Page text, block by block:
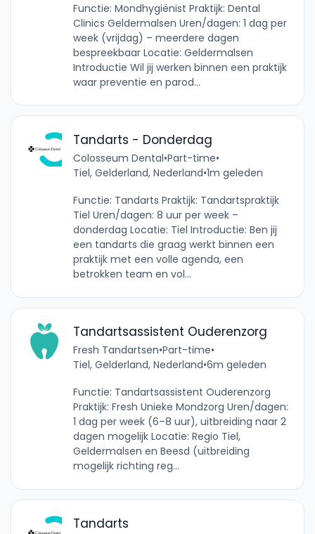
Functie: Mondhygiënist Praktijk: Dental
Clinics Geldermalsen Uren/dagen: 1 dag per
week (vrijdag) – meerdere dagen
bespreekbaar Locatie: Geldermalsen
Introductie Wil jij werken binnen een praktijk
waar preventie en parod...
Tandarts - Donderdag
Colosseum Dental•Part-time•
Tiel, Gelderland, Nederland•1m geleden
Functie: Tandarts Praktijk: Tandartspraktijk
Tiel Uren/dagen: 8 uur per week –
donderdag Locatie: Tiel Introductie: Ben jij
een tandarts die graag werkt binnen een
praktijk met een volle agenda, een
betrokken team en vol...
Tandartsassistent Ouderenzorg
Fresh Tandartsen•Part-time•
Tiel, Gelderland, Nederland•6m geleden
Functie: Tandartsassistent Ouderenzorg
Praktijk: Fresh Unieke Mondzorg Uren/dagen:
1 dag per week (6–8 uur), uitbreiding naar 2
dagen mogelijk Locatie: Regio Tiel,
Geldermalsen en Beesd (uitbreiding
mogelijk richting reg...
Tandarts